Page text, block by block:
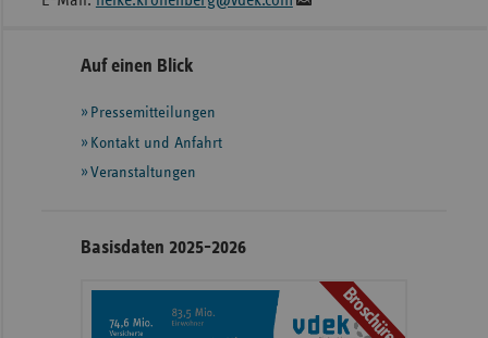
Seitennavigation
Seitenleiste
weiteren
Informationen
Auf einen Blick
Pressemitteilungen
Kontakt und Anfahrt
Veranstaltungen
Basisdaten 2025-2026
Broschüre